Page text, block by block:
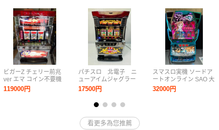
JUGGLER
ビガーZ チェリー前兆
ver エマ コイン不要機
付き （動作品）
119000円
パチスロ 北電子 ニ
ューアイムジャグラー
EX-C ジャグラー 家
庭用電源 コイン50枚
程付き ドアキー 設
定キー
17500円
スマスロ実機 ソードア
ートオンライン SAO 大
都技研 家庭用電源
32000円
看更多為您推薦